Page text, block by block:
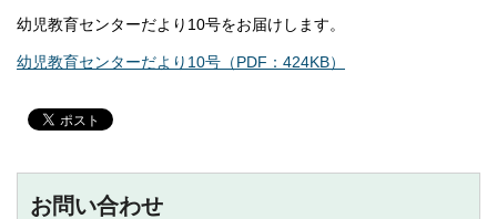
幼児教育センターだより10号をお届けします。
幼児教育センターだより10号（PDF：424KB）
お問い合わせ